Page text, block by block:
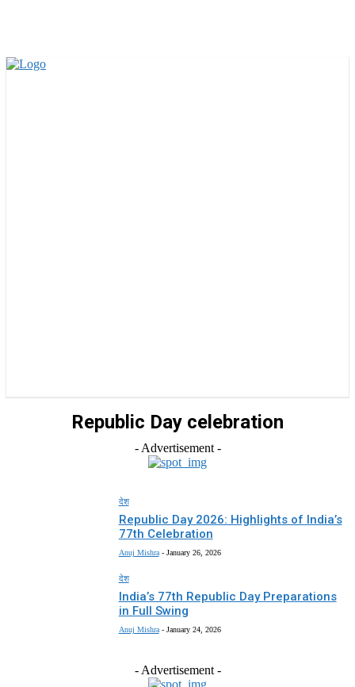
Republic Day celebration
- Advertisement -
देश
Republic Day 2026: Highlights of India’s
77th Celebration
Anuj Mishra - January 26, 2026
देश
India’s 77th Republic Day Preparations
in Full Swing
Anuj Mishra - January 24, 2026
- Advertisement -